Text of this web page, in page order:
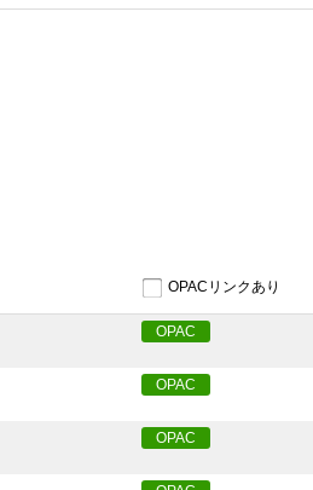
OPACリンクあり
OPAC
OPAC
OPAC